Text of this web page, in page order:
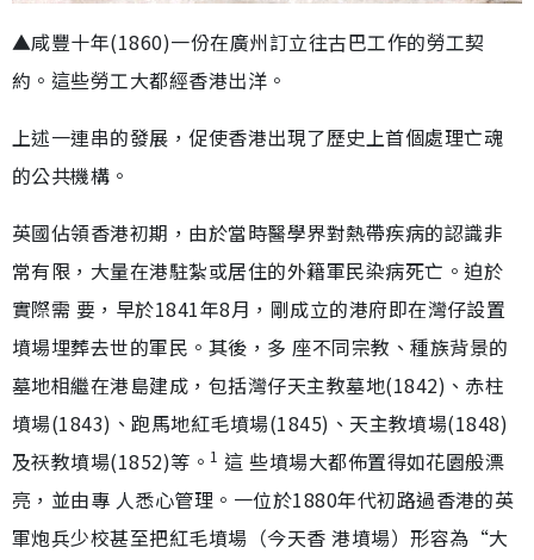
▲咸豐十年(1860)一份在廣州訂立往古巴工作的勞工契
約。這些勞工大都經香港出洋。
上述一連串的發展，促使香港出現了歷史上首個處理亡魂
的公共機構。
英國佔領香港初期，由於當時醫學界對熱帶疾病的認識非
常有限，大量在港駐紮或居住的外籍軍民染病死亡。迫於
實際需 要，早於1841年8月，剛成立的港府即在灣仔設置
墳場埋葬去世的軍民。其後，多 座不同宗教、種族背景的
墓地相繼在港島建成，包括灣仔天主教墓地(1842)、赤柱
墳場(1843)、跑馬地紅毛墳場(1845)、天主教墳場(1848)
及祆教墳場(1852)等。 1 這 些墳場大都佈置得如花園般漂
亮，並由專 人悉心管理。一位於1880年代初路過香港的英
軍炮兵少校甚至把紅毛墳場（今天香 港墳場）形容為“大